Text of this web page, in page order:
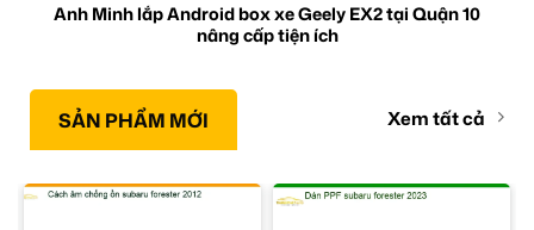
Anh Minh lắp Android box xe Geely EX2 tại Quận 10
nâng cấp tiện ích
SẢN PHẨM MỚI Xem tất cả